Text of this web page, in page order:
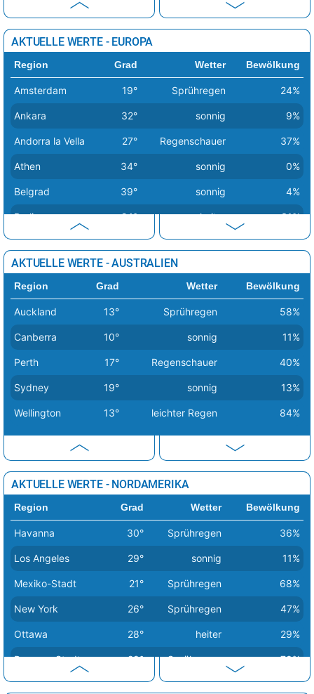
Abadan 49° sonnig 6%
Bagdad 49° sonnig 1%
sonnig
AKTUELLE WERTE - EUROPA
Region Grad Wetter Bewölkung
Amsterdam 19° Sprühregen 24%
Ankara 32° sonnig 9%
Andorra la Vella 27° Regenschauer 37%
Athen 34° sonnig 0%
Belgrad 39° sonnig 4%
Berlin 24° heiter 31%
Bern 26° Sprühregen 47%
Bratislava 29°
Brüssel sonnig 33%
Budapest Regenschauer 38%
Bukarest sonnig 2%
Chisinau heiter 15%
Dublin wolkig 53%
Helsinki Sprühregen 32%
Kopenhagen 19° wolkig 31%
Lissabon 25° sonnig 8%
Ljubljana 35° Regenschauer 38%
London 26° heiter 41%
Luxemburg 23° heiter 17%
Madrid 37° sonnig 1%
Minsk 27° leichter Regen 66%
Moskau 28° sonnig 9%
AKTUELLE WERTE - AUSTRALIEN
Region Grad Wetter Bewölkung
Auckland 13° Sprühregen 58%
Canberra 10° sonnig 11%
Perth 17° Regenschauer 40%
Sydney 19° sonnig 13%
Wellington 13° leichter Regen 84%
AKTUELLE WERTE - NORDAMERIKA
Region Grad Wetter Bewölkung
Havanna 30° Sprühregen 36%
Los Angeles 29° sonnig 11%
Mexiko-Stadt 21° Sprühregen 68%
New York 26° Sprühregen 47%
Ottawa 28° heiter 29%
Panama-Stadt 29° Sprühregen 78%
San José 26° Sprühregen 80%